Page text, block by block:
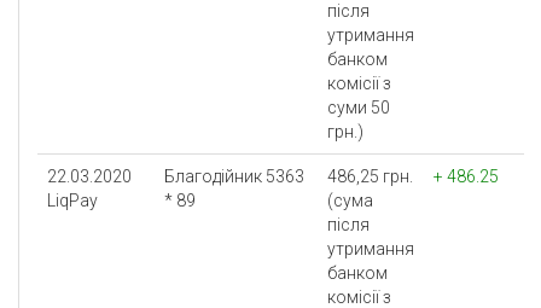
після
утримання
банком
комісії з
суми 50
грн.)
22.03.2020
LiqPay
Благодійник 5363
* 89
486,25 грн.
(сума
після
утримання
банком
комісії з
+ 486.25